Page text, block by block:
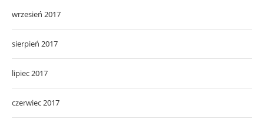
wrzesień 2017
sierpień 2017
lipiec 2017
czerwiec 2017